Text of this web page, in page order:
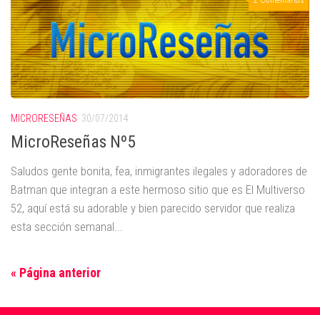
MICRORESEÑAS 30/07/2014
MicroReseñas Nº5
Saludos gente bonita, fea, inmigrantes ilegales y adoradores de
Batman que integran a este hermoso sitio que es El Multiverso
52, aquí está su adorable y bien parecido servidor que realiza
esta sección semanal...
« Página anterior